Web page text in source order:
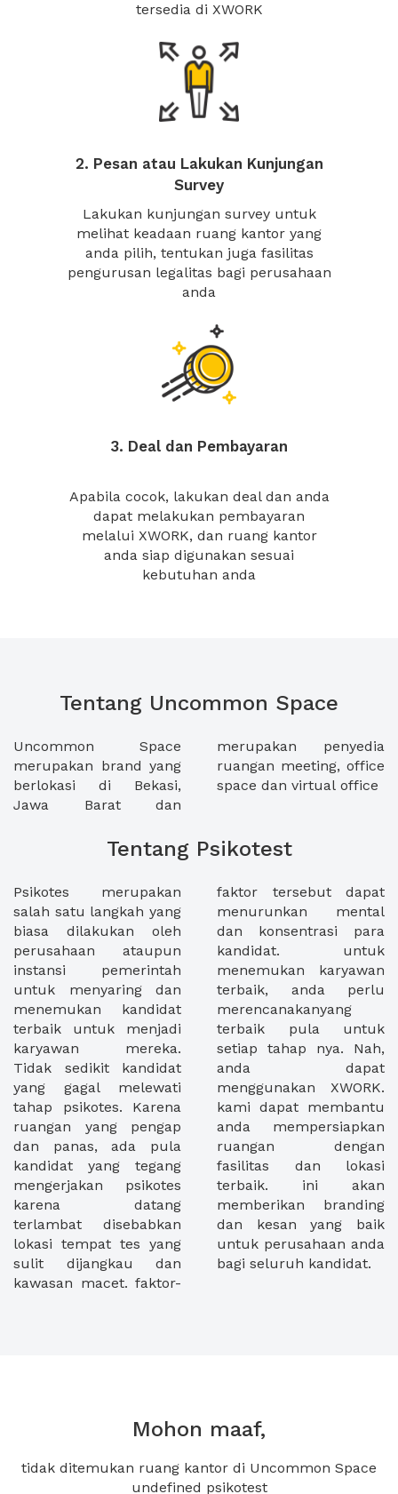
tersedia di XWORK
2. Pesan atau Lakukan Kunjungan
Survey
Lakukan kunjungan survey untuk
melihat keadaan ruang kantor yang
anda pilih, tentukan juga fasilitas
pengurusan legalitas bagi perusahaan
anda
3. Deal dan Pembayaran
Apabila cocok, lakukan deal dan anda
dapat melakukan pembayaran
melalui XWORK, dan ruang kantor
anda siap digunakan sesuai
kebutuhan anda
Tentang Uncommon Space
Uncommon Space
merupakan brand yang
berlokasi di Bekasi,
Jawa Barat dan
merupakan penyedia
ruangan meeting, office
space dan virtual office
Tentang Psikotest
Psikotes merupakan
salah satu langkah yang
biasa dilakukan oleh
perusahaan ataupun
instansi pemerintah
untuk menyaring dan
menemukan kandidat
terbaik untuk menjadi
karyawan mereka.
Tidak sedikit kandidat
yang gagal melewati
tahap psikotes. Karena
ruangan yang pengap
dan panas, ada pula
kandidat yang tegang
mengerjakan psikotes
karena datang
terlambat disebabkan
lokasi tempat tes yang
sulit dijangkau dan
kawasan macet. faktor-
faktor tersebut dapat
menurunkan mental
dan konsentrasi para
kandidat. untuk
menemukan karyawan
terbaik, anda perlu
merencanakanyang
terbaik pula untuk
setiap tahap nya. Nah,
anda dapat
menggunakan XWORK.
kami dapat membantu
anda mempersiapkan
ruangan dengan
fasilitas dan lokasi
terbaik. ini akan
memberikan branding
dan kesan yang baik
untuk perusahaan anda
bagi seluruh kandidat.
Mohon maaf,
tidak ditemukan ruang kantor di Uncommon Space
undefined psikotest